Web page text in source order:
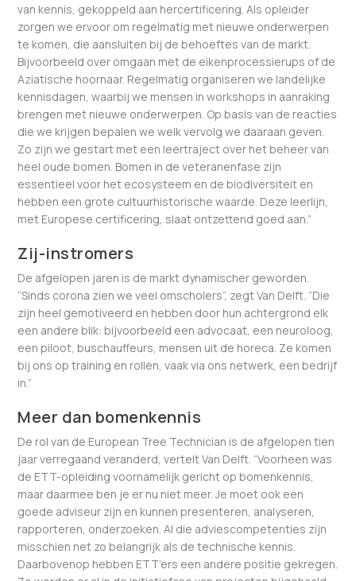
van kennis, gekoppeld aan hercertificering. Als opleider
zorgen we ervoor om regelmatig met nieuwe onderwerpen
te komen, die aansluiten bij de behoeftes van de markt.
Bijvoorbeeld over omgaan met de eikenprocessierups of de
Aziatische hoornaar. Regelmatig organiseren we landelijke
kennisdagen, waarbij we mensen in workshops in aanraking
brengen met nieuwe onderwerpen. Op basis van de reacties
die we krijgen bepalen we welk vervolg we daaraan geven.
Zo zijn we gestart met een leertraject over het beheer van
heel oude bomen. Bomen in de veteranenfase zijn
essentieel voor het ecosysteem en de biodiversiteit en
hebben een grote cultuurhistorische waarde. Deze leerlijn,
met Europese certificering, slaat ontzettend goed aan.”
Zij-instromers
De afgelopen jaren is de markt dynamischer geworden.
“Sinds corona zien we veel omscholers”, zegt Van Delft. “Die
zijn heel gemotiveerd en hebben door hun achtergrond elk
een andere blik: bijvoorbeeld een advocaat, een neuroloog,
een piloot, buschauffeurs, mensen uit de horeca. Ze komen
bij ons op training en rollen, vaak via ons netwerk, een bedrijf
in.”
Meer dan bomenkennis
De rol van de European Tree Technician is de afgelopen tien
jaar verregaand veranderd, vertelt Van Delft. “Voorheen was
de ETT-opleiding voornamelijk gericht op bomenkennis,
maar daarmee ben je er nu niet meer. Je moet ook een
goede adviseur zijn en kunnen presenteren, analyseren,
rapporteren, onderzoeken. Al die adviescompetenties zijn
misschien net zo belangrijk als de technische kennis.
Daarbovenop hebben ETT’ers een andere positie gekregen.